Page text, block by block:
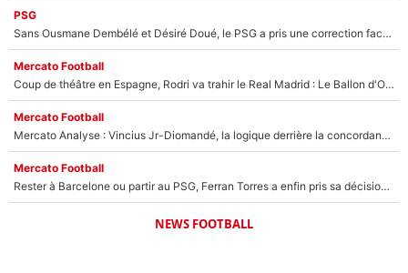
PSG
Sans Ousmane Dembélé et Désiré Doué, le PSG a pris une correction face à Majorque : Luis Enrique attend avec impatience des renforts !
Mercato Football
Coup de théâtre en Espagne, Rodri va trahir le Real Madrid : Le Ballon d'Or a choisi de signer au FC Barcelone !
Mercato Football
Mercato Analyse : Vincius Jr-Diomandé, la logique derrière la concordance des temps
Mercato Football
Rester à Barcelone ou partir au PSG, Ferran Torres a enfin pris sa décision : La course contre la montre est lancée !
NEWS FOOTBALL